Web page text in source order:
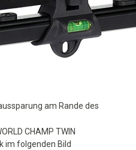
am Rande des
im folgenden Bild